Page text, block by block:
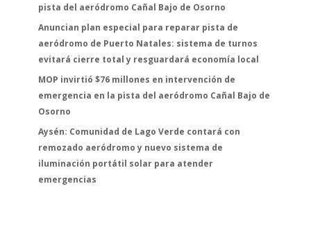
pista del aeródromo Cañal Bajo de Osorno
Anuncian plan especial para reparar pista de
aeródromo de Puerto Natales: sistema de turnos
evitará cierre total y resguardará economía local
MOP invirtió $76 millones en intervención de
emergencia en la pista del aeródromo Cañal Bajo de
Osorno
Aysén: Comunidad de Lago Verde contará con
remozado aeródromo y nuevo sistema de
iluminación portátil solar para atender
emergencias